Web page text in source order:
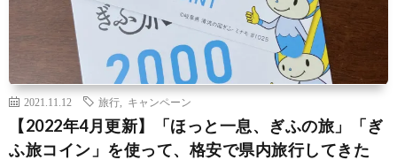
2021.11.12 旅行 キャンペーン
【2022年4月更新】「ほっと一息、ぎふの旅」「ぎ
ふ旅コイン」を使って、格安で県内旅行してきた